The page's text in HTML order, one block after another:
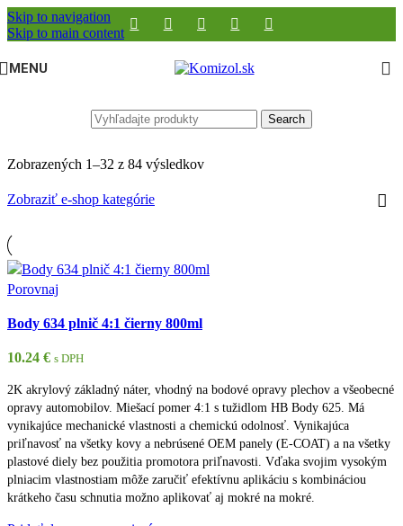
Skip to navigation
Skip to main content
MENU
Search
Zobrazených 1–32 z 84 výsledkov
Zobraziť e-shop kategórie
Porovnaj
Body 634 plnič 4:1 čierny 800ml
10.24 € s DPH
2K akrylový základný náter, vhodný na bodové opravy plechov a všeobecné
opravy automobilov. Miešací pomer 4:1 s tužidlom HB Body 625. Má
vynikajúce mechanické vlastnosti a chemickú odolnosť. Vynikajúca
priľnavosť na všetky kovy a nebrúsené OEM panely (E-COAT) a na všetky
plastové diely bez použitia promotora priľnavosti. Vďaka svojim vysokým
plniacim vlastnostiam môže zaručiť efektívnu aplikáciu s kombináciou
krátkeho času schnutia možno aplikovať aj mokré na mokré.